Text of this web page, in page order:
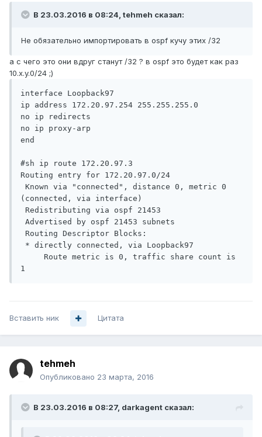
В 23.03.2016 в 08:24, tehmeh сказал:
Не обязательно импортировать в ospf кучу этих /32
а с чего это они вдруг станут /32 ? в ospf это будет как раз
10.x.y.0/24 ;)
interface Loopback97
ip address 172.20.97.254 255.255.255.0
no ip redirects
no ip proxy-arp
end
#sh ip route 172.20.97.3
Routing entry for 172.20.97.0/24
(connected, via interface)
Вставить ник Цитата
tehmeh
Опубликовано 23 марта, 2016
В 23.03.2016 в 08:27, darkagent сказал: